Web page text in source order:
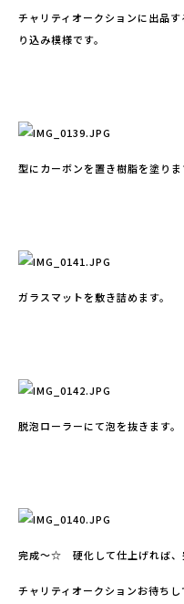
チャリティオークションに出品
り込み模様です。
型にカーボンを置き樹脂を塗りま
ガラスマットを敷き詰めます。
脱泡ローラーにて泡を抜きます。
完成～☆ 硬化して仕上げれば、
チャリティオークションお待ちし